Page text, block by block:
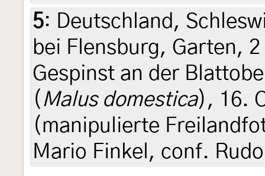
5: Deutschland,
bei Flensburg, Garten,
Gespinst an der
( Malus domestica), 16.
(manipulierte
Mario Finkel, conf.